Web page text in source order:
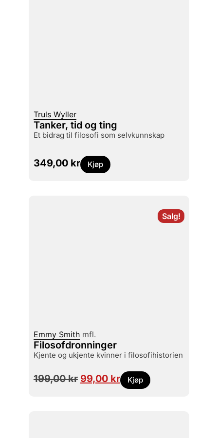
Truls Wyller
Tanker, tid og ting
et bidrag til filosofi som selvkunnskap
349,00 kr Kjøp
Salg!
Emmy Smithmfl.
Filosofdronninger
kjente og ukjente kvinner i filosofihistorien
199,00kr 99,00 kr Kjøp